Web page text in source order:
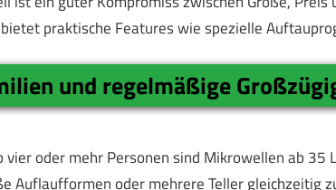
praktische Features wie spezielle
und regelmäßige
vier oder mehr Personen sind Mikrowellen ab
Auflaufformen oder mehrere Teller gleichzeitig